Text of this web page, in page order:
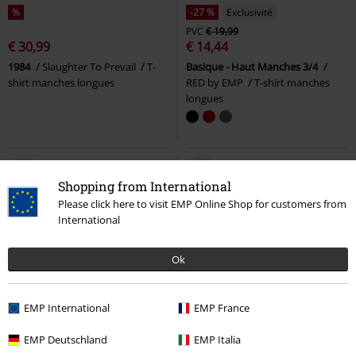
Shopping from International
Please click here to visit EMP Online Shop for customers from
International
Ok
EMP International EMP France
EMP Deutschland EMP Italia
%
€ 30,99
1984 Slaughter To Prevail
T-
shirt manches longues
-27 %
Exclusivité
PVC € 19,99
€ 14,44
Basique - Haut Manches 3/4
RED by EMP
T-shirt manches
longues
€ 37,99
-23 %
Exclusivité
PVC
À partir de
À partir de € 22,94